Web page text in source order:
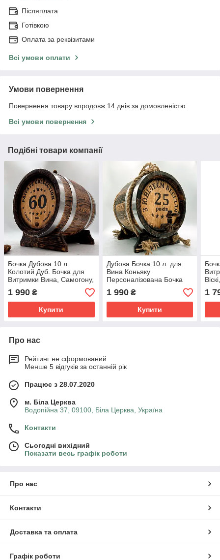
Післяплата
Готівкою
Оплата за реквізитами
Всі умови оплати
Умови повернення
Повернення товару впродовж 14 днів за домовленістю
Всі умови повернення
Подібні товари компанії
Бочка Дубова 10 л.
Колотий Дуб. Бочка для
Витримки Вина, Самогону,
Гравіювання, Подарунок
Батькові
1 990 ₴
Купити
Дубова Бочка 10 л. для
Вина Коньяку
Персоналізована Бочка
Гравірування Подарунок
Чоловікові
1 990₴
Купити
1
Про нас
Рейтинг не сформований
Менше 5 відгуків за останній рік
Працює з 28.07.2020
м. Біла Церква
Водопійна 37, 09100, Біла Церква, Україна
Контакти
Сьогодні вихідний
Показати весь графік роботи
Про нас
Контакти
Доставка та оплата
Графік роботи